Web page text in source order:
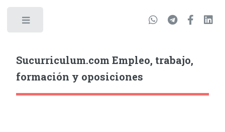
Sucurriculum.com Empleo, trabajo,
formación y oposiciones